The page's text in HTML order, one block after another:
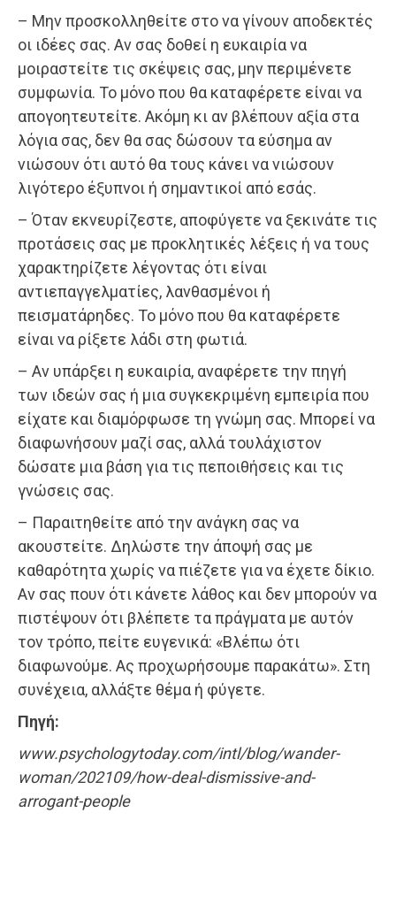
– Μην προσκολληθείτε στο να γίνουν αποδεκτές
οι ιδέες σας. Αν σας δοθεί η ευκαιρία να
μοιραστείτε τις σκέψεις σας, μην περιμένετε
συμφωνία. Το μόνο που θα καταφέρετε είναι να
απογοητευτείτε. Ακόμη κι αν βλέπουν αξία στα
λόγια σας, δεν θα σας δώσουν τα εύσημα αν
νιώσουν ότι αυτό θα τους κάνει να νιώσουν
λιγότερο έξυπνοι ή σημαντικοί από εσάς.
– Όταν εκνευρίζεστε, αποφύγετε να ξεκινάτε τις
προτάσεις σας με προκλητικές λέξεις ή να τους
χαρακτηρίζετε λέγοντας ότι είναι
αντιεπαγγελματίες, λανθασμένοι ή
πεισματάρηδες. Το μόνο που θα καταφέρετε
είναι να ρίξετε λάδι στη φωτιά.
– Αν υπάρξει η ευκαιρία, αναφέρετε την πηγή
των ιδεών σας ή μια συγκεκριμένη εμπειρία που
είχατε και διαμόρφωσε τη γνώμη σας. Μπορεί να
διαφωνήσουν μαζί σας, αλλά τουλάχιστον
δώσατε μια βάση για τις πεποιθήσεις και τις
γνώσεις σας.
– Παραιτηθείτε από την ανάγκη σας να
ακουστείτε. Δηλώστε την άποψή σας με
καθαρότητα χωρίς να πιέζετε για να έχετε δίκιο.
Αν σας πουν ότι κάνετε λάθος και δεν μπορούν να
πιστέψουν ότι βλέπετε τα πράγματα με αυτόν
τον τρόπο, πείτε ευγενικά: «Βλέπω ότι
διαφωνούμε. Ας προχωρήσουμε παρακάτω». Στη
συνέχεια, αλλάξτε θέμα ή φύγετε.
Πηγή:
www.psychologytoday.com/intl/blog/wander-
woman/202109/how-deal-dismissive-and-
arrogant-people